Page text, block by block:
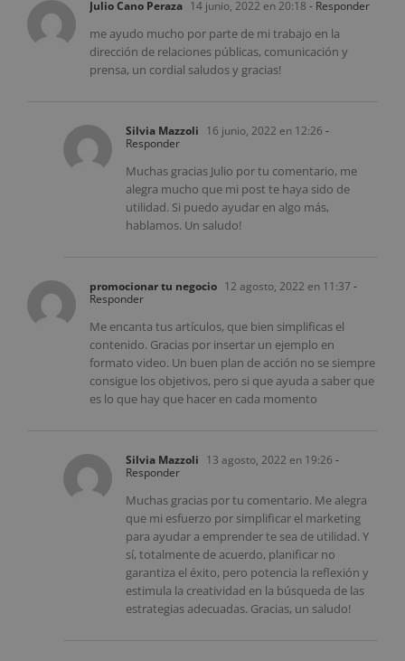
Julio Cano Peraza 14 junio, 2022 en 20:18 - Responder
me ayudo mucho por parte de mi trabajo en la
dirección de relaciones públicas, comunicación y
prensa, un cordial saludos y gracias!
Silvia Mazzoli 16 junio, 2022 en 12:26 -
Responder
Muchas gracias Julio por tu comentario, me
alegra mucho que mi post te haya sido de
utilidad. Si puedo ayudar en algo más,
hablamos. Un saludo!
promocionar tu negocio 12 agosto, 2022 en 11:37 -
Responder
Me encanta tus artículos, que bien simplificas el
contenido. Gracias por insertar un ejemplo en
formato video. Un buen plan de acción no se siempre
consigue los objetivos, pero si que ayuda a saber que
es lo que hay que hacer en cada momento
Silvia Mazzoli 13 agosto, 2022 en 19:26 -
Responder
Muchas gracias por tu comentario. Me alegra
que mi esfuerzo por simplificar el marketing
para ayudar a emprender te sea de utilidad. Y
sí, totalmente de acuerdo, planificar no
garantiza el éxito, pero potencia la reflexión y
estimula la creatividad en la búsqueda de las
estrategias adecuadas. Gracias, un saludo!